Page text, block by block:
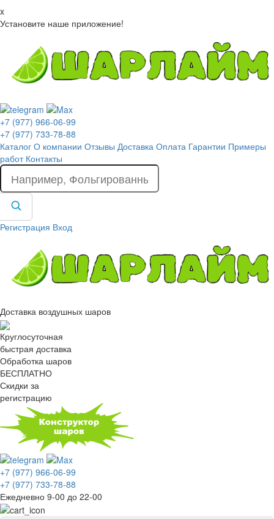
x
Установите наше приложение!
+7 (977) 966-06-99
+7 (977) 733-78-88
Каталог О компании Отзывы Доставка Оплата Гарантии Примеры
работ Контакты
Регистрация Вход
Доставка воздушных шаров
Круглосуточная
быстрая доставка
Обработка шаров
БЕСПЛАТНО
Скидки за
регистрацию
+7 (977) 966-06-99
+7 (977) 733-78-88
Ежедневно 9-00 до 22-00